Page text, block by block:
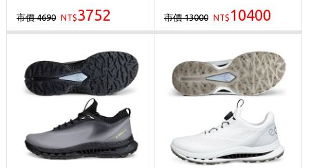
市價 4690 NT$3752 市價 13000 NT$ 10400